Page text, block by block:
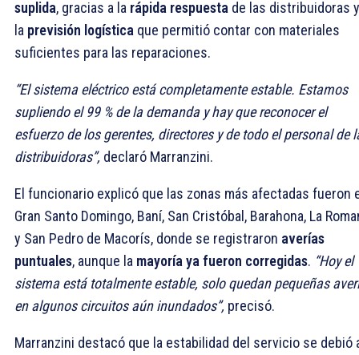
suplida, gracias a la rápida respuesta de las distribuidoras
la previsión logística que permitió contar con materiales
suficientes para las reparaciones.
“El sistema eléctrico está completamente estable. Estamos
supliendo el 99 % de la demanda y hay que reconocer el
esfuerzo de los gerentes, directores y de todo el personal de
distribuidoras”, declaró Marranzini.
El funcionario explicó que las zonas más afectadas fueron
Gran Santo Domingo, Baní, San Cristóbal, Barahona, La
y San Pedro de Macorís, donde se registraron averías
puntuales, aunque la mayoría ya fueron corregidas. “Hoy el
sistema está totalmente estable, solo quedan pequeñas
en algunos circuitos aún inundados”, precisó.
Marranzini destacó que la estabilidad del servicio se debió